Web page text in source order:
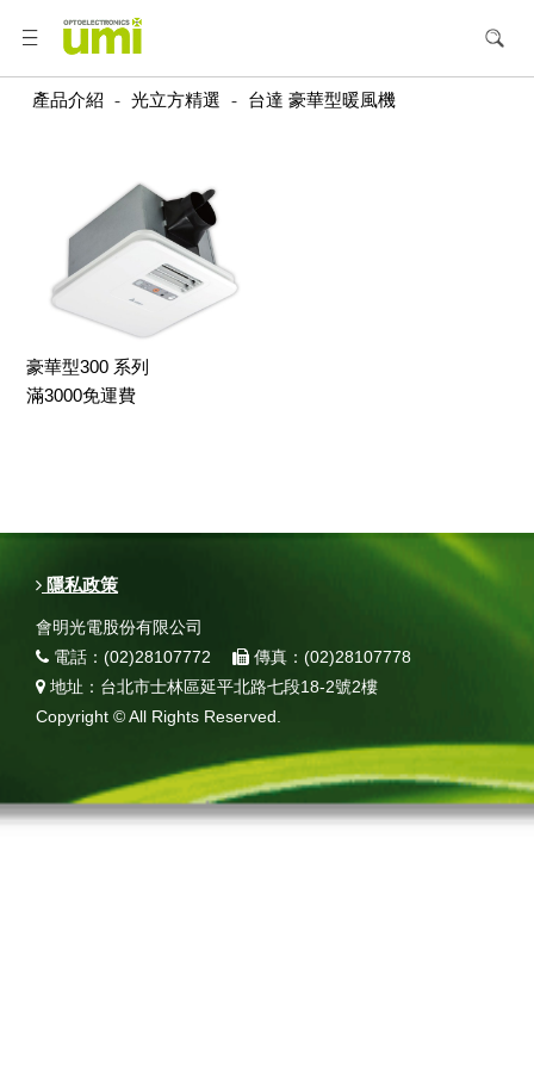
產品介紹 - 光立方精選 - 台達 豪華型暖風機
豪華型300 系列
滿3000免運費
隱私政策
會明光電股份有限公司
電話：(02)28107772
傳真：(02)28107778
地址：台北市士林區延平北路七段18-2號2樓
Copyright © All Rights Reserved.